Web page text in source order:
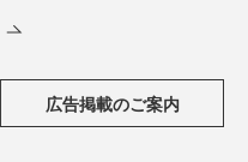
広告掲載のご案内